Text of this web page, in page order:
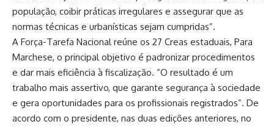
população, coibir práticas irregulares e assegurar que as
normas técnicas e urbanísticas sejam cumpridas”.
A Força-Tarefa Nacional reúne os 27 Creas estaduais, Para
Marchese, o principal objetivo é padronizar procedimentos
e dar mais eficiência à fiscalização. “O resultado é um
trabalho mais assertivo, que garante segurança à sociedade
e gera oportunidades para os profissionais registrados”. De
acordo com o presidente, nas duas edições anteriores, no